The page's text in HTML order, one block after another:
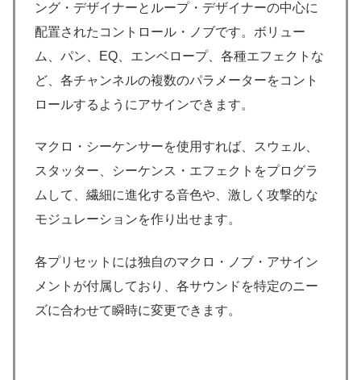
ング・デザイナーとループ・デザイナーの中心に
配置されたコントロール・ノブです。ボリュー
ム、パン、EQ、エンベロープ、各種エフェクトな
ど、各チャンネルの複数のパラメーターをコント
ロールするようにアサインできます。
マクロ・シーケンサーを使用すれば、スウェル、
スタッター、シーケンス・エフェクトをプログラ
ムして、繊細に進化する音色や、激しく攻撃的な
モジュレーションを作り出せます。
各プリセットには独自のマクロ・ノブ・アサイン
メントが付属しており、各サウンドを特定のニー
ズに合わせて瞬時に変更できます。